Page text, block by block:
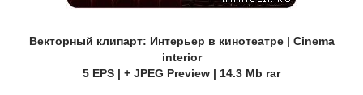
Векторный клипарт: Интерьер в кинотеатре | Cinema
interior
5 EPS | + JPEG Preview | 14.3 Mb rar